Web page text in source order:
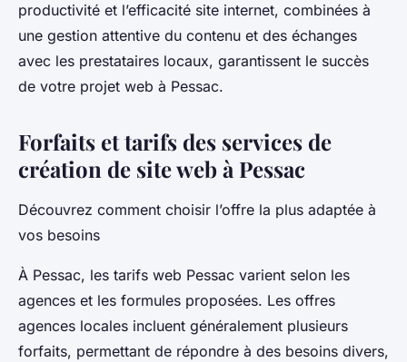
productivité et l’efficacité site internet, combinées à
une gestion attentive du contenu et des échanges
avec les prestataires locaux, garantissent le succès
de votre projet web à Pessac.
Forfaits et tarifs des services de
création de site web à Pessac
Découvrez comment choisir l’offre la plus adaptée à
vos besoins
À Pessac, les tarifs web Pessac varient selon les
agences et les formules proposées. Les offres
agences locales incluent généralement plusieurs
forfaits, permettant de répondre à des besoins divers,